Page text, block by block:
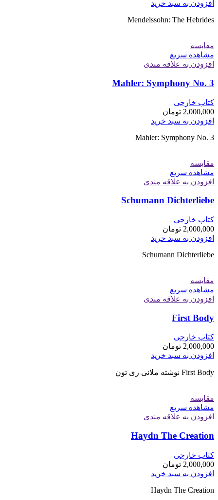
افزودن به سبد خرید
Mendelssohn: The Hebrides
مقایسه
مشاهده سریع
افزودن به علاقه مندی
Mahler: Symphony No. 3
کتاب خارجی
2,000,000 تومان
افزودن به سبد خرید
Mahler: Symphony No. 3
مقایسه
مشاهده سریع
افزودن به علاقه مندی
Schumann Dichterliebe
کتاب خارجی
2,000,000 تومان
افزودن به سبد خرید
Schumann Dichterliebe
مقایسه
مشاهده سریع
افزودن به علاقه مندی
First Body
کتاب خارجی
2,000,000 تومان
افزودن به سبد خرید
First Body نوشته ملانی ری تون
مقایسه
مشاهده سریع
افزودن به علاقه مندی
Haydn The Creation
کتاب خارجی
2,000,000 تومان
افزودن به سبد خرید
Haydn The Creation